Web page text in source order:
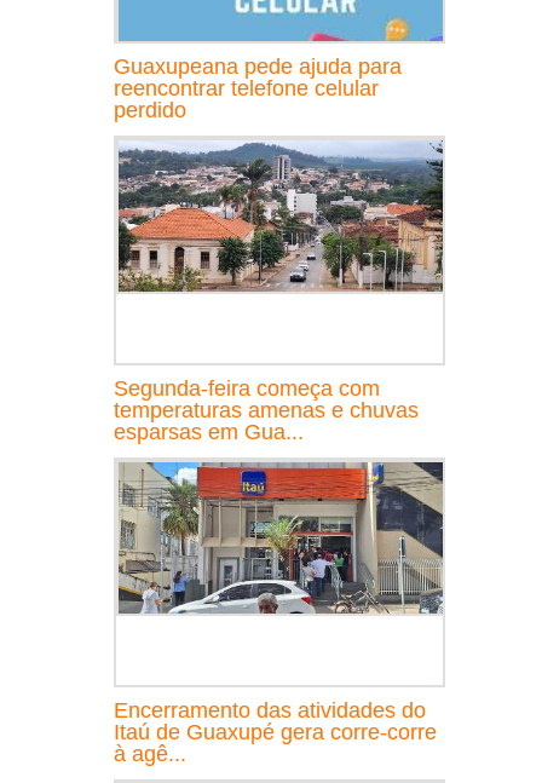
Guaxupeana pede ajuda para
reencontrar telefone celular
perdido
Segunda-feira começa com
temperaturas amenas e chuvas
esparsas em Gua...
Encerramento das atividades do
Itaú de Guaxupé gera corre-corre
à agê...